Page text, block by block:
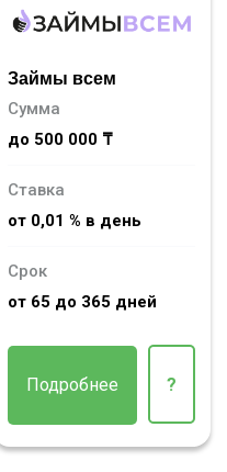
Займы всем
Сумма
до 500 000 ₸
Ставка
от 0,01 % в день
Срок
от 65 до 365 дней
Подробнее ?